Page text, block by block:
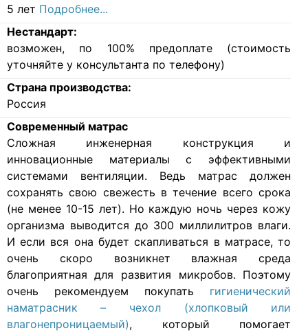
5 лет Подробнее...
Нестандарт:
возможен, по 100% предоплате (стоимость
уточняйте у консультанта по телефону)
Страна производства:
Россия
Современный матрас
Cложная инженерная конструкция и
инновационные материалы с эффективными
системами вентиляции. Ведь матрас должен
сохранять свою свежесть в течение всего срока
(не менее 10-15 лет). Но каждую ночь через кожу
организма выводится до 300 миллилитров влаги.
И если вся она будет скапливаться в матрасе, то
очень скоро возникнет влажная среда
благоприятная для развития микробов. Поэтому
очень рекомендуем покупать гигиенический
наматрасник – чехол (хлопковый или
влагонепроницаемый), который помогает